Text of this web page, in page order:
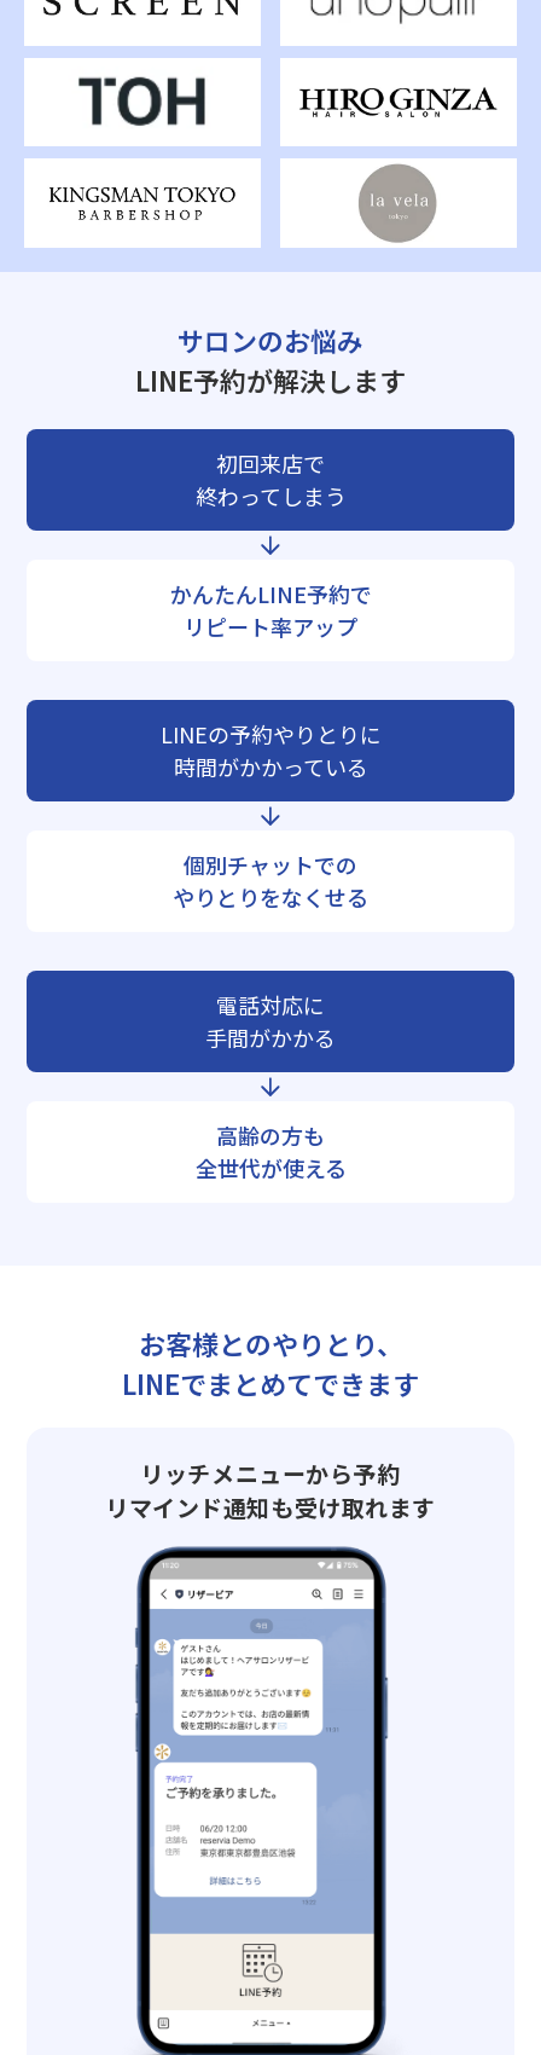
サロンのお悩み
LINE予約が解決します
初回来店で
終わってしまう
かんたんLINE予約で
リピート率アップ
LINEの予約やりとりに
時間がかかっている
個別チャットでの
やりとりをなくせる
電話対応に
手間がかかる
高齢の方も
全世代が使える
お客様とのやりとり、
LINEでまとめてできます
リッチメニューから予約
リマインド通知も受け取れます